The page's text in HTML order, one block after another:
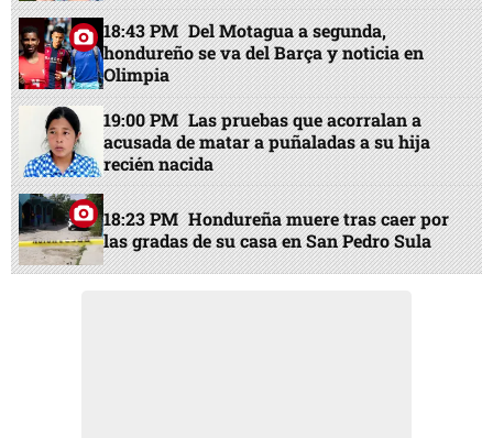
18:43 PM Del Motagua a segunda,
hondureño se va del Barça y noticia en
Olimpia
19:00 PM Las pruebas que acorralan a
acusada de matar a puñaladas a su hija
recién nacida
18:23 PM Hondureña muere tras caer por
las gradas de su casa en San Pedro Sula